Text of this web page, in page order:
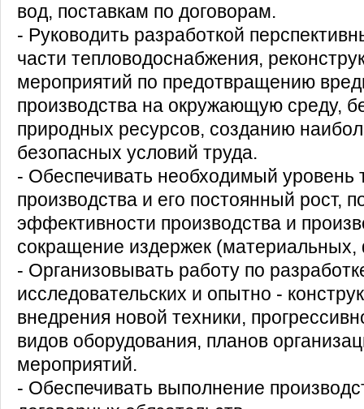
вод, поставкам по договорам.
- Руководить разработкой
части тепловодоснабжения,
мероприятий по предотвращению
производства на окружающую среду,
природных ресурсов, созданию
безопасных условий труда.
- Обеспечивать необходимый уровень
производства и его постоянный рост,
эффективности производства и
сокращение издержек
- Организовывать работу по
исследовательских и опытно -
внедрения новой техники,
видов оборудования, планов
мероприятий.
- Обеспечивать выполнение